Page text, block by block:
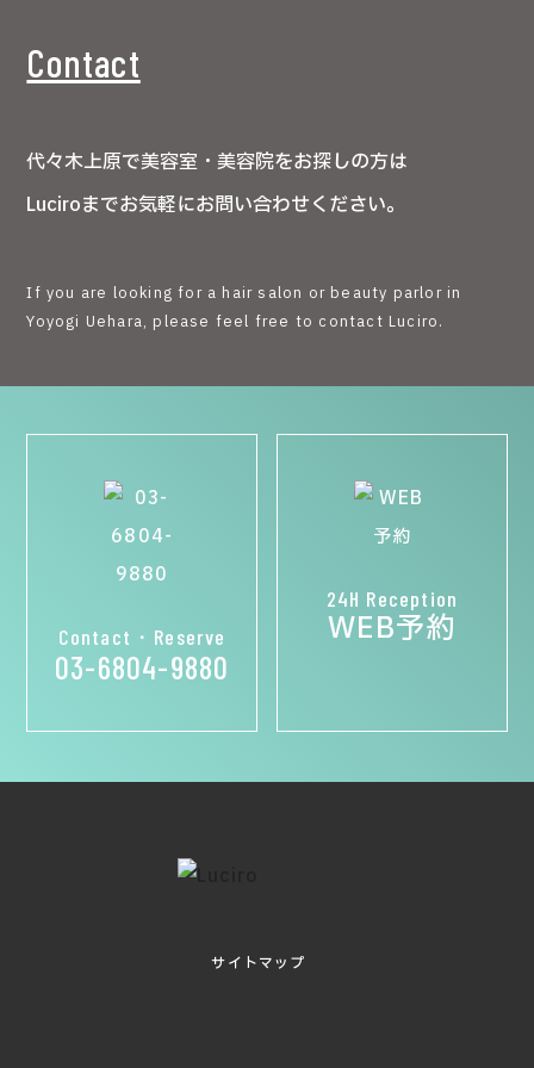
Contact
代々木上原で美容室・美容院をお探しの方は
Luciroまでお気軽にお問い合わせください。
If you are looking for a hair salon or beauty parlor in
Yoyogi Uehara, please feel free to contact Luciro.
Contact・Reserve
03-6804-9880
24H Reception
WEB予約
サイトマップ